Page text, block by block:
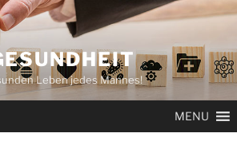
Leben jedes Mannes!
MENU